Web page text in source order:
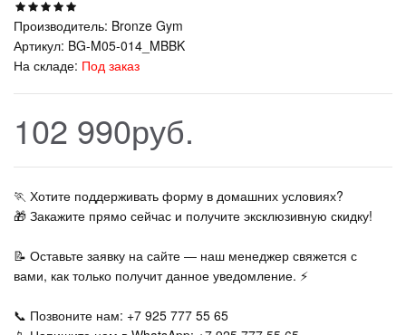
Производитель: Bronze Gym
Артикул: BG-M05-014_MBBK
На складе: Под заказ
102 990руб.
🏃‍ Хотите поддерживать форму в домашних условиях?
🎁 Закажите прямо сейчас и получите эксклюзивную скидку!
📝 Оставьте заявку на сайте — наш менеджер свяжется с
вами, как только получит данное уведомление. ⚡
📞 Позвоните нам: +7 925 777 55 65